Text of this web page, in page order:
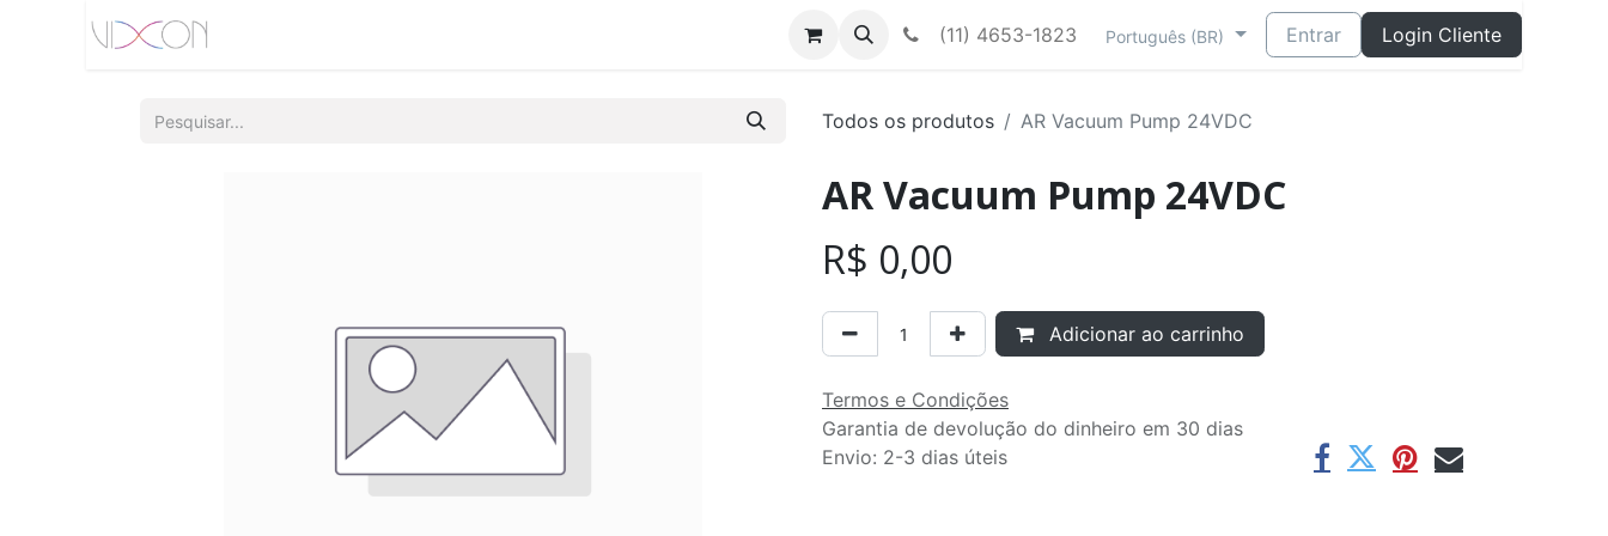
(11) 4653-1823 Português (BR) Entrar Login Cliente
Todos os produtos AR Vacuum Pump 24VDC
AR Vacuum Pump 24VDC
R$ 0,00
Adicionar ao carrinho
Termos e Condições
Garantia de devolução do dinheiro em 30 dias
Envio: 2-3 dias úteis